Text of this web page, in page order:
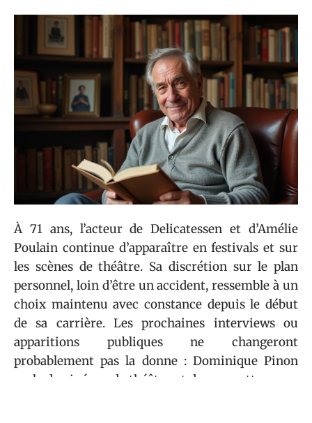
À 71 ans, l’acteur de Delicatessen et d’Amélie
Poulain continue d’apparaître en festivals et sur
les scènes de théâtre. Sa discrétion sur le plan
personnel, loin d’être un accident, ressemble à un
choix maintenu avec constance depuis le début
de sa carrière. Les prochaines interviews ou
apparitions publiques ne changeront
probablement pas la donne : Dominique Pinon
parle de cinéma, de théâtre et de ses metteurs en